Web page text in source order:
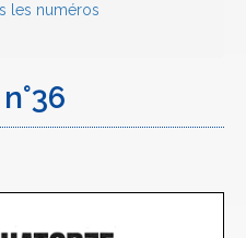
les numéros